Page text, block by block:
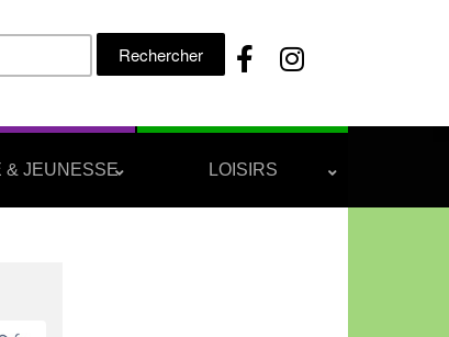
Rechercher :
& JEUNESSE LOISIRS